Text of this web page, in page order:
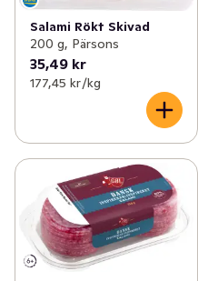
Salami Rökt Skivad
200 g, Pärsons
35,49 kr
177,45 kr /kg